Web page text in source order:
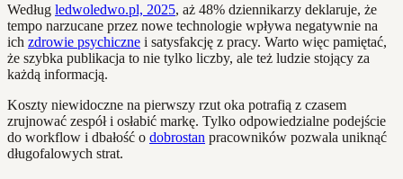
Według ledwoledwo.pl, 2025, aż 48% dziennikarzy deklaruje, że
tempo narzucane przez nowe technologie wpływa negatywnie na
ich zdrowie psychiczne i satysfakcję z pracy. Warto więc pamiętać,
że szybka publikacja to nie tylko liczby, ale też ludzie stojący za
każdą informacją.
Koszty niewidoczne na pierwszy rzut oka potrafią z czasem
zrujnować zespół i osłabić markę. Tylko odpowiedzialne podejście
do workflow i dbałość o dobrostan pracowników pozwala uniknąć
długofalowych strat.